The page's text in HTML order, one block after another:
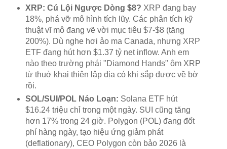
XRP: Cú Lội Ngược Dòng $8? XRP đang bay
18%, phá vỡ mô hình tích lũy. Các phân tích kỹ
thuật vĩ mô đang vẽ vời mục tiêu $7-$8 (tăng
200%). Dù nghe hơi ảo ma Canada, nhưng XRP
ETF đang hút hơn $1.37 tỷ net inflow. Anh em
nào theo trường phái "Diamond Hands" ôm XRP
từ thuở khai thiên lập địa có khi sắp được về bờ
rồi.
SOL/SUI/POL Náo Loạn: Solana ETF hút
$16.24 triệu chỉ trong một ngày. SUI cũng tăng
hơn 17% trong 24 giờ. Polygon (POL) đang đốt
phí hàng ngày, tạo hiệu ứng giảm phát
(deflationary), CEO Polygon còn bảo 2026 là